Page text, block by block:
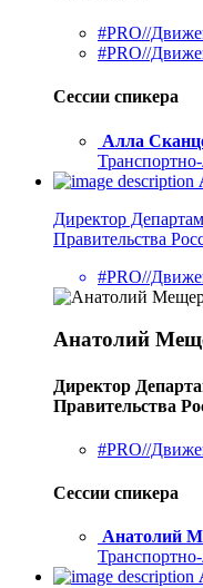
#PRO//
#PRO//
Сессии спикера
Алла
Директор
Правительства
#PRO//
Анатолий
Директор
Правительства
#PRO//
Сессии спикера
Анатолий